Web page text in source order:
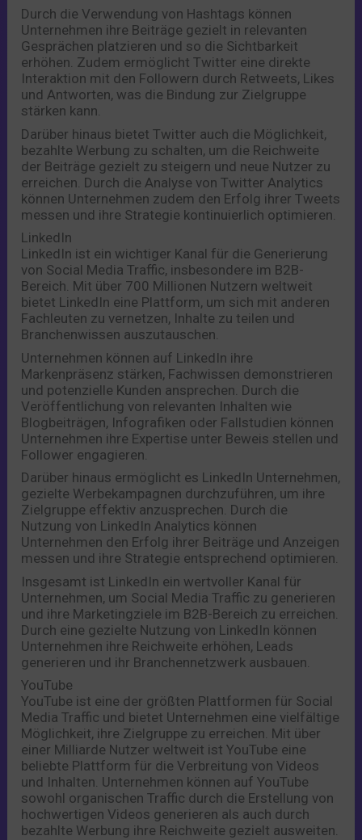
Durch die Verwendung von Hashtags können
Unternehmen ihre Beiträge gezielt in relevanten
Gesprächen platzieren und so die Sichtbarkeit
erhöhen. Zudem ermöglicht Twitter eine direkte
Interaktion mit den Followern durch Retweets, Likes
und Antworten, was die Bindung zur Zielgruppe
stärken kann.
Darüber hinaus bietet Twitter auch die Möglichkeit,
bezahlte Werbung zu schalten, um die Reichweite
der Beiträge gezielt zu steigern und neue Nutzer zu
erreichen. Durch die Analyse von Twitter Analytics
können Unternehmen zudem den Erfolg ihrer Tweets
messen und ihre Strategie kontinuierlich optimieren.
LinkedIn
LinkedIn ist ein wichtiger Kanal für die Generierung
von Social Media Traffic, insbesondere im B2B-
Bereich. Mit über 700 Millionen Nutzern weltweit
bietet LinkedIn eine Plattform, um sich mit anderen
Fachleuten zu vernetzen, Inhalte zu teilen und
Branchenwissen auszutauschen.
Unternehmen können auf LinkedIn ihre
Markenpräsenz stärken, Fachwissen demonstrieren
und potenzielle Kunden ansprechen. Durch die
Veröffentlichung von relevanten Inhalten wie
Blogbeiträgen, Infografiken oder Fallstudien können
Unternehmen ihre Expertise unter Beweis stellen und
Follower engagieren.
Darüber hinaus ermöglicht es LinkedIn Unternehmen,
gezielte Werbekampagnen durchzuführen, um ihre
Zielgruppe effektiv anzusprechen. Durch die
Nutzung von LinkedIn Analytics können
Unternehmen den Erfolg ihrer Beiträge und Anzeigen
messen und ihre Strategie entsprechend optimieren.
Insgesamt ist LinkedIn ein wertvoller Kanal für
Unternehmen, um Social Media Traffic zu generieren
und ihre Marketingziele im B2B-Bereich zu erreichen.
Durch eine gezielte Nutzung von LinkedIn können
Unternehmen ihre Reichweite erhöhen, Leads
generieren und ihr Branchennetzwerk ausbauen.
YouTube
YouTube ist eine der größten Plattformen für Social
Media Traffic und bietet Unternehmen eine vielfältige
Möglichkeit, ihre Zielgruppe zu erreichen. Mit über
einer Milliarde Nutzer weltweit ist YouTube eine
beliebte Plattform für die Verbreitung von Videos
und Inhalten. Unternehmen können auf YouTube
sowohl organischen Traffic durch die Erstellung von
hochwertigen Videos generieren als auch durch
bezahlte Werbung ihre Reichweite gezielt ausweiten.